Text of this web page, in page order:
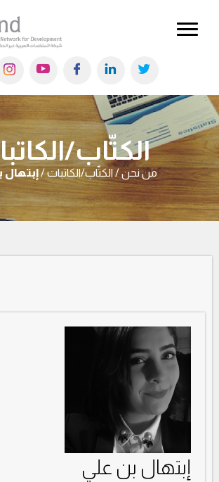
الكتّاب/
من نحن / الكتّاب/الكاتبات /
إبتهال بن علي